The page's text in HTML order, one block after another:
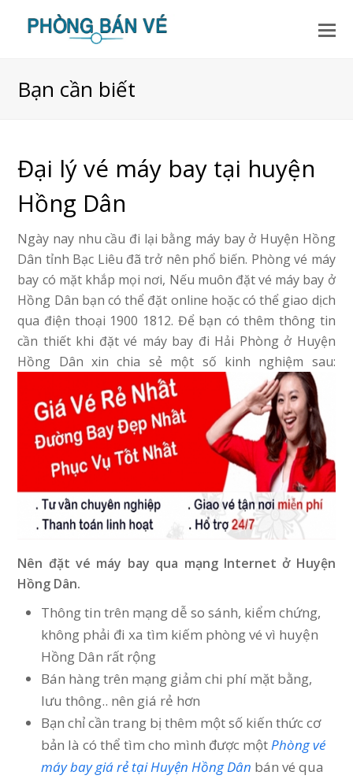
Bạn cần biết
Đại lý vé máy bay tại huyện
Hồng Dân
Ngày nay nhu cầu đi lại bằng máy bay ở Huyện Hồng
Dân tỉnh Bạc Liêu đã trở nên phổ biến. Phòng vé máy
bay có mặt khắp mọi nơi, Nếu muôn đặt vé máy bay ở
Hồng Dân bạn có thể đặt online hoặc có thể giao dịch
qua điện thoại 1900 1812. Để bạn có thêm thông tin
cần thiết khi đặt vé máy bay đi Hải Phòng ở Huyện
Hồng Dân xin chia sẻ một số kinh nghiệm sau:
Nên đặt vé máy bay qua mạng Internet ở Huyện
Hồng Dân.
Thông tin trên mạng dễ so sánh, kiểm chứng,
không phải đi xa tìm kiếm phòng vé vì huyện
Hồng Dân rất rộng
Bán hàng trên mạng giảm chi phí mặt bằng,
lưu thông.. nên giá rẻ hơn
Bạn chỉ cần trang bị thêm một số kiến thức cơ
bản là có thể tìm cho mình được mộtPhòng vé
máy bay giá rẻ tại Huyện Hồng Dân bán vé qua